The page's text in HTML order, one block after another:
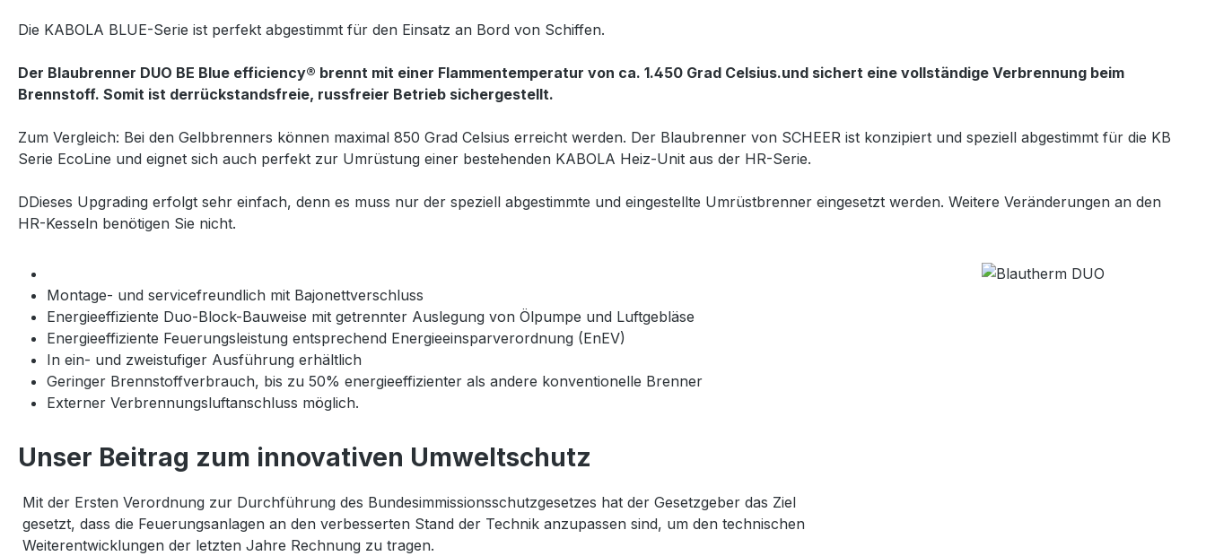
Die KABOLA BLUE-Serie ist perfekt abgestimmt für den Einsatz an Bord von Schiffen.
Der Blaubrenner DUO BE Blue efficiency® brennt mit einer Flammentemperatur von ca. 1.450 Grad Celsius.und sichert eine vollständige Verbrennung beim
Brennstoff. Somit ist derrückstandsfreie, russfreier Betrieb sichergestellt.
Zum Vergleich: Bei den Gelbbrenners können maximal 850 Grad Celsius erreicht werden. Der Blaubrenner von SCHEER ist konzipiert und speziell abgestimmt für die KB
Serie EcoLine und eignet sich auch perfekt zur Umrüstung einer bestehenden KABOLA Heiz-Unit aus der HR-Serie.
DDieses Upgrading erfolgt sehr einfach, denn es muss nur der speziell abgestimmte und eingestellte Umrüstbrenner eingesetzt werden. Weitere Veränderungen an den
HR-Kesseln benötigen Sie nicht.
Montage- und servicefreundlich mit Bajonettverschluss
Energieeffiziente Duo-Block-Bauweise mit getrennter Auslegung von Ölpumpe und Luftgebläse
Energieeffiziente Feuerungsleistung entsprechend Energieeinsparverordnung (EnEV)
In ein- und zweistufiger Ausführung erhältlich
Geringer Brennstoffverbrauch, bis zu 50% energieeffizienter als andere konventionelle Brenner
Externer Verbrennungsluftanschluss möglich.
Unser Beitrag zum innovativen Umweltschutz
Mit der Ersten Verordnung zur Durchführung des Bundesimmissionsschutzgesetzes hat der Gesetzgeber das Ziel
gesetzt, dass die Feuerungsanlagen an den verbesserten Stand der Technik anzupassen sind, um den technischen
Weiterentwicklungen der letzten Jahre Rechnung zu tragen.